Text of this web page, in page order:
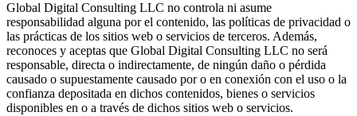
Global Digital Consulting LLC no controla ni asume
responsabilidad alguna por el contenido, las políticas de privacidad o
las prácticas de los sitios web o servicios de terceros. Además,
reconoces y aceptas que Global Digital Consulting LLC no será
responsable, directa o indirectamente, de ningún daño o pérdida
causado o supuestamente causado por o en conexión con el uso o la
confianza depositada en dichos contenidos, bienes o servicios
disponibles en o a través de dichos sitios web o servicios.